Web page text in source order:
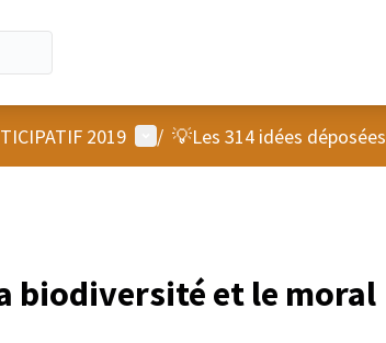
2019 Menu utilisateur
/ 💡Les 314 idées déposées
biodiversité et le moral